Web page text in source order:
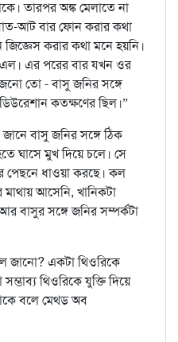
তারপর অঙ্ক মেলাতে না
আট বার ফোন করার কথা
করার কথা মনে হয়নি।
এল। এর পরের বার যখন ওর
তো - বাসু জনির সঙ্গে
কতক্ষণের ছিল।”
বাসু জনির সঙ্গে ঠিক
ঘাসে মুখ দিয়ে চলে। সে
পেছনে ধাওয়া করছে। কল
আসেনি, খানিকটা
সঙ্গে জনির সম্পর্কটা
জানো? একটা থিওরিকে
থিওরিকে যুক্তি দিয়ে
বলে মেথড অব